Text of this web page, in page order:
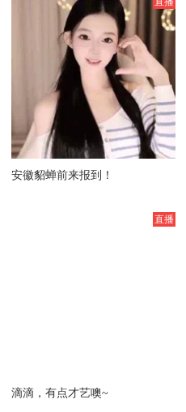
安徽貂蝉前来报到！
滴滴，有点才艺噢~